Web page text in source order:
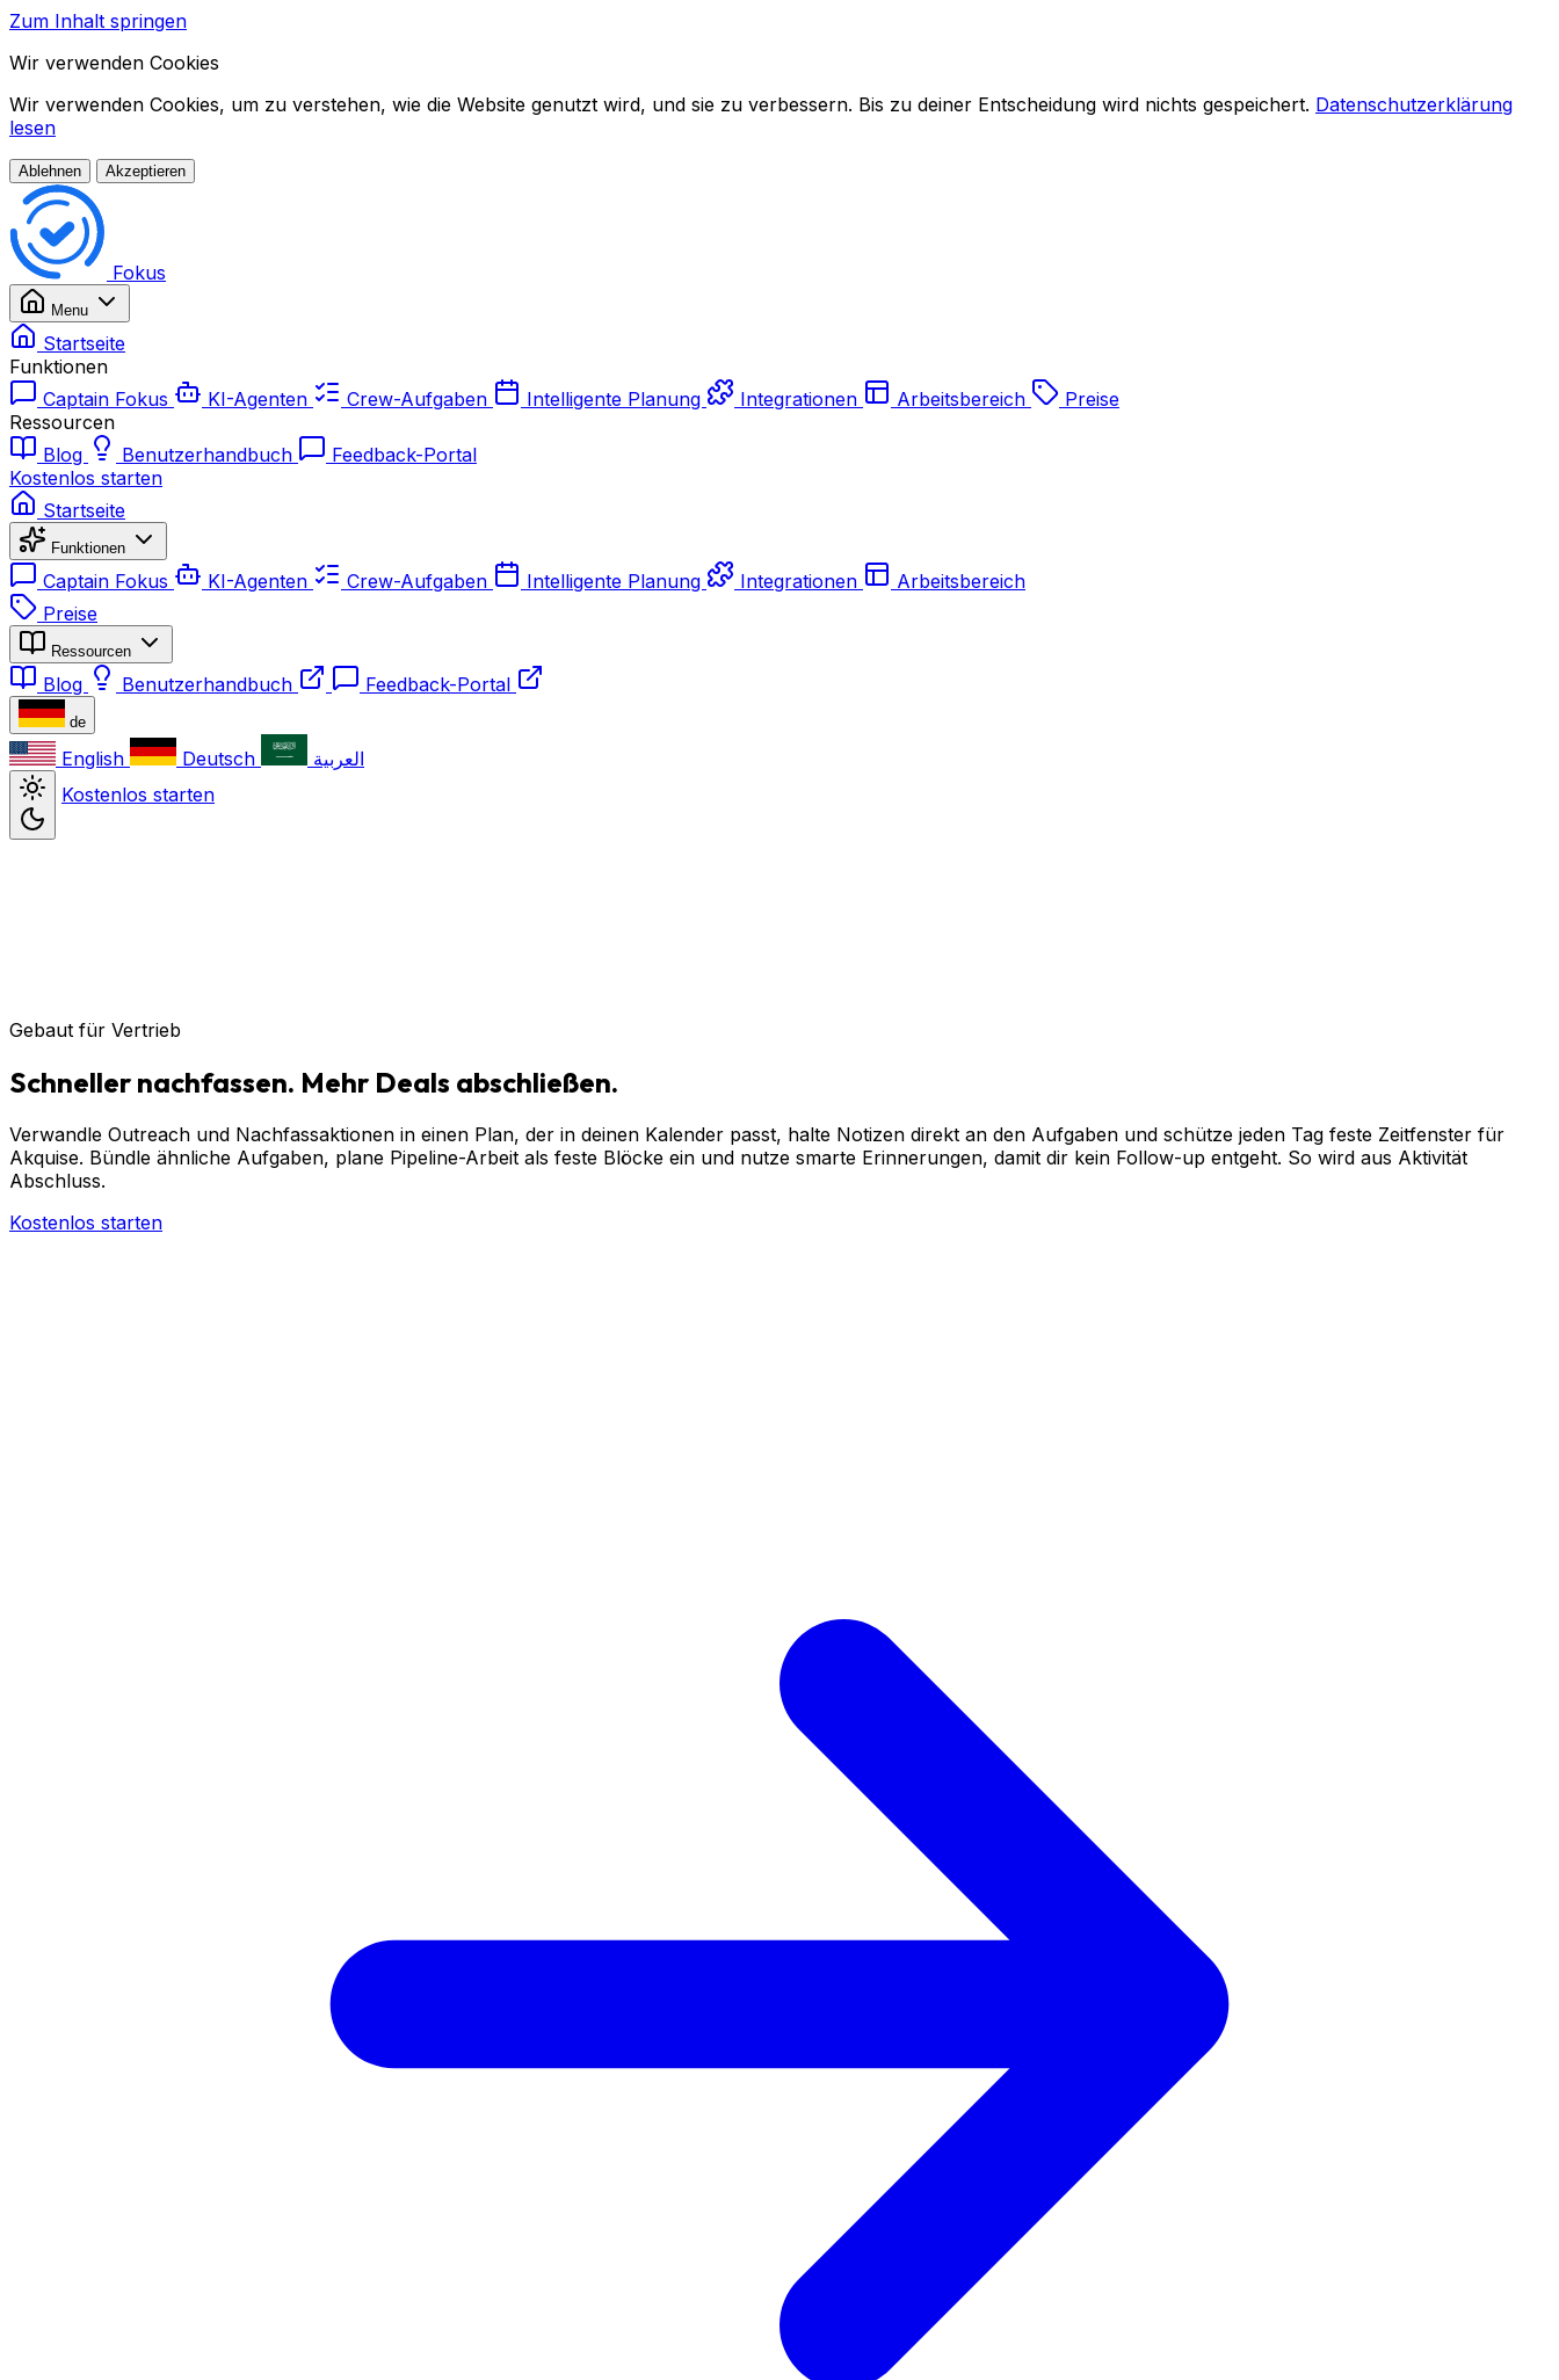
Zum Inhalt springen
Wir verwenden Cookies
Wir verwenden Cookies, um zu verstehen, wie die Website genutzt wird, und sie zu verbessern. Bis zu deiner Entscheidung wird nichts gespeichert. Datenschutzerklärung
lesen
Ablehnen Akzeptieren
Fokus
Menu
Startseite
Funktionen
Captain Fokus
KI-Agenten Crew-Aufgaben Intelligente Planung Integrationen Arbeitsbereich
Preise
Ressourcen
Blog
Benutzerhandbuch
Feedback-Portal
Kostenlos starten
Startseite
Funktionen
Captain Fokus KI-Agenten Crew-Aufgaben Intelligente Planung Integrationen
Arbeitsbereich
Preise
Ressourcen
Blog Benutzerhandbuch Feedback-Portal
de
English Deutsch
العربية
Kostenlos starten
Gebaut für Vertrieb
Schneller nachfassen. Mehr Deals abschließen.
Verwandle Outreach und Nachfassaktionen in einen Plan, der in deinen Kalender passt, halte Notizen direkt an den Aufgaben und schütze jeden Tag feste Zeitfenster für
Akquise. Bündle ähnliche Aufgaben, plane Pipeline-Arbeit als feste Blöcke ein und nutze smarte Erinnerungen, damit dir kein Follow-up entgeht. So wird aus Aktivität
Abschluss.
Kostenlos starten